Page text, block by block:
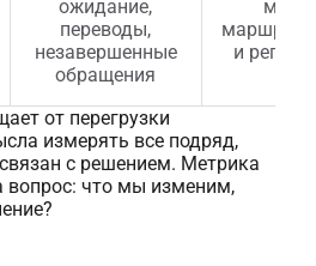
ожидание,
переводы,
незавершенные
обращения
и
от перегрузки
измерять все подряд,
с решением. Метрика
вопрос: что мы изменим,